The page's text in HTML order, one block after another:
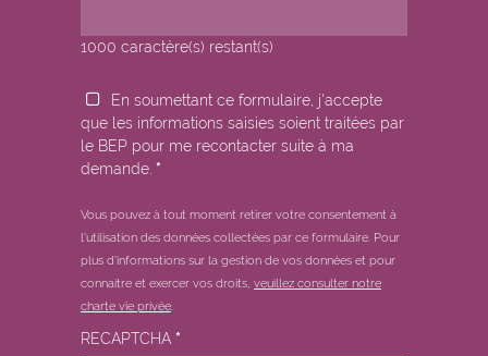
1000 caractère(s) restant(s)
En soumettant ce formulaire, j'accepte
que les informations saisies soient traitées par
le BEP pour me recontacter suite à ma
demande. *
Vous pouvez à tout moment retirer votre consentement à
l'utilisation des données collectées par ce formulaire. Pour
plus d'informations sur la gestion de vos données et pour
connaitre et exercer vos droits, veuillez consulter notre
charte vie privée
RECAPTCHA *